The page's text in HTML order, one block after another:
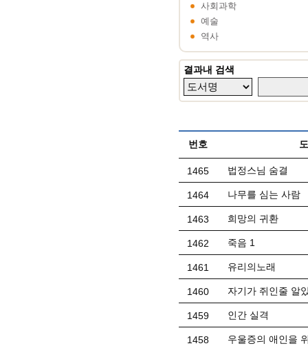
사회과학
예술
역사
결과내 검색
번호
1465 법정스님 숨결
1464 나무를 심는 사람
1463 희망의 귀환
1462 죽음 1
1461 유리의노래
1460 자기가 쥐인줄 알
1459 인간 실격
1458 우울증의 애인을